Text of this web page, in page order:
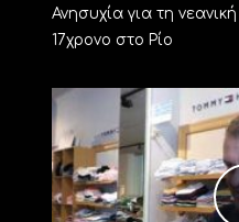
Ανησυχία για τη
17χρονο στο Ρίο